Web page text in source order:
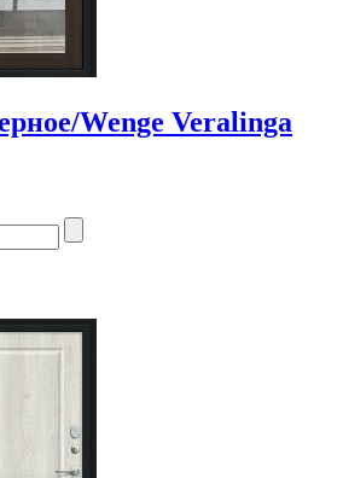
Wenge Veralinga